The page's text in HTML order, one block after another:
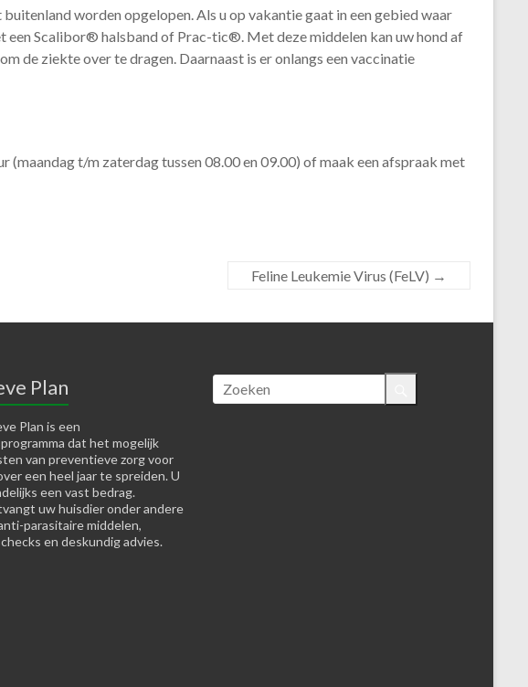
worden opgelopen. Als u op vakantie gaat in een gebied waar
een Scalibor® halsband of Prac-tic®. Met deze middelen kan uw hond af
de ziekte over te dragen. Daarnaast is er onlangs een vaccinatie
t/m zaterdag tussen 08.00 en 09.00) of maak een afspraak met
Feline Leukemie Virus (FeLV) →
Plan
Plan is een
dat het mogelijk
van preventieve zorg voor
een heel jaar te spreiden. U
een vast bedrag.
uw huisdier onder andere
parasitaire middelen,
en deskundig advies.